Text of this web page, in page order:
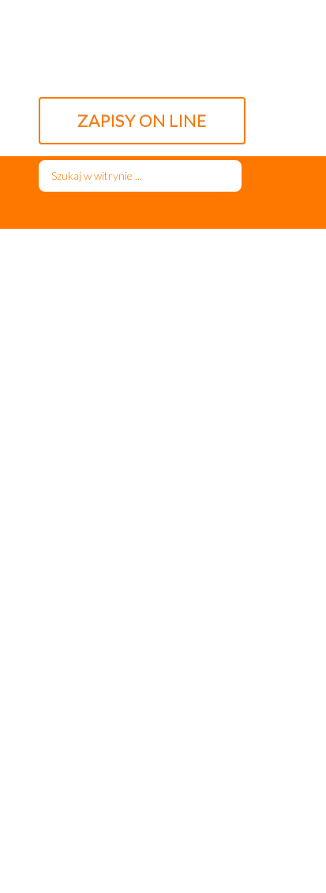
ZAPISY ON LINE
Szukaj...